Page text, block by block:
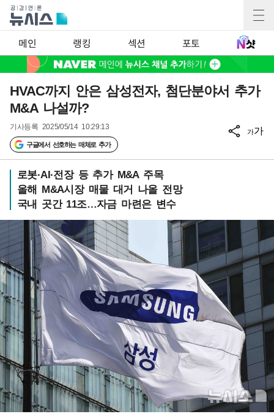
메인 랭킹 섹션 포토
HVAC까지 안은 삼성전자, 첨단분야서 추가
M&A 나설까?
기사등록 2025/05/14 10:29:13
구글에서 선호하는 매체로 추가
가가
로봇·AI·전장 등 추가 M&A 주목
올해 M&A시장 매물 대거 나올 전망
국내 곳간 11조…자금 마련은 변수